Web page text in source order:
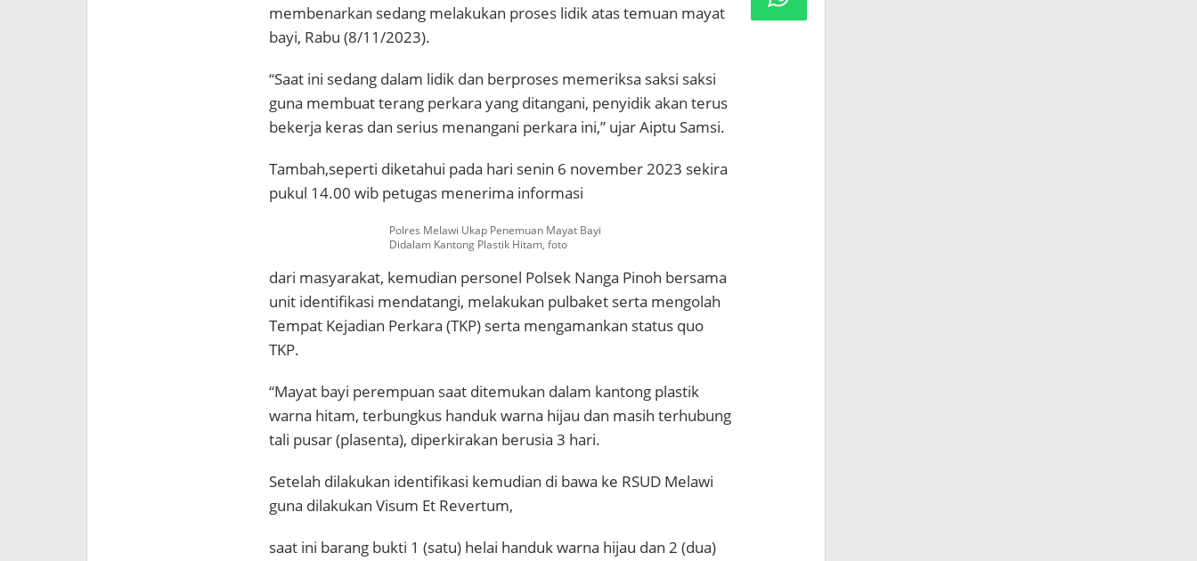
membenarkan sedang melakukan proses lidik atas temuan mayat
bayi, Rabu (8/11/2023).
“Saat ini sedang dalam lidik dan berproses memeriksa saksi saksi
guna membuat terang perkara yang ditangani, penyidik akan terus
bekerja keras dan serius menangani perkara ini,” ujar Aiptu Samsi.
Tambah,seperti diketahui pada hari senin 6 november 2023 sekira
pukul 14.00 wib petugas menerima informasi
Polres Melawi Ukap Penemuan Mayat Bayi
Didalam Kantong Plastik Hitam, foto
dari masyarakat, kemudian personel Polsek Nanga Pinoh bersama
unit identifikasi mendatangi, melakukan pulbaket serta mengolah
Tempat Kejadian Perkara (TKP) serta mengamankan status quo
TKP.
“Mayat bayi perempuan saat ditemukan dalam kantong plastik
warna hitam, terbungkus handuk warna hijau dan masih terhubung
tali pusar (plasenta), diperkirakan berusia 3 hari.
Setelah dilakukan identifikasi kemudian di bawa ke RSUD Melawi
guna dilakukan Visum Et Revertum,
saat ini barang bukti 1 (satu) helai handuk warna hijau dan 2 (dua)